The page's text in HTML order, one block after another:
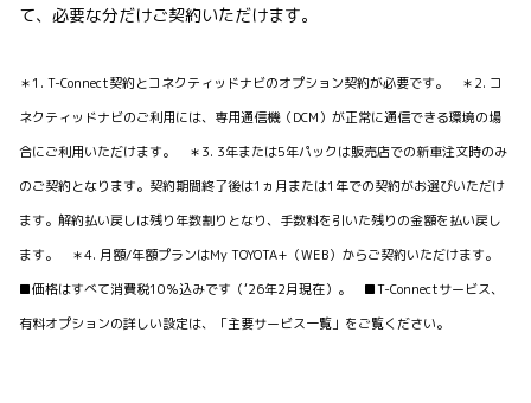
て、必要な分だけご契約いただけます。
＊1. T-Connect契約とコネクティッドナビのオプション契約が必要です。 ＊2. コ
ネクティッドナビのご利用には、専用通信機（DCM）が正常に通信できる環境の場
合にご利用いただけます。 ＊3. 3年または5年パックは販売店での新車注文時のみ
のご契約となります。契約期間終了後は1ヵ月または1年での契約がお選びいただけ
ます。解約払い戻しは残り年数割りとなり、手数料を引いた残りの金額を払い戻し
ます。 ＊4. 月額/年額プランはMy TOYOTA+（WEB）からご契約いただけます。
■価格はすべて消費税10％込みです（‘26年2月現在）。 ■T-Connectサービス、
有料オプションの詳しい設定は、「主要サービス一覧」をご覧ください。